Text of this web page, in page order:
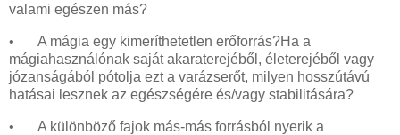
valami egészen más?
•
A mágia egy kimeríthetetlen erőforrás?Ha a
mágiahasználónak saját akaraterejéből, életerejéből vagy
józanságából pótolja ezt a varázserőt, milyen hosszútávú
hatásai lesznek az egészségére és/vagy stabilitására?
•
A különböző fajok más-más forrásból nyerik a